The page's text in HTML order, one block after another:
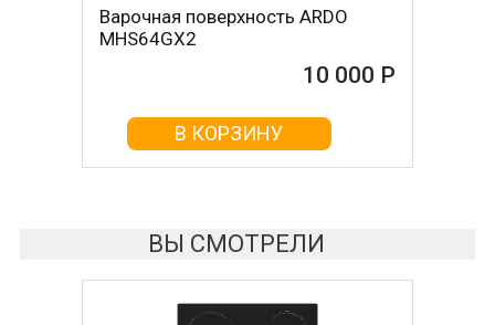
Варочная поверхность ARDO
MHS64GX2
10 000 Р
В КОРЗИНУ
Варочная поверхность KRONA
Hagel 60 WH W
10 000 Р
В КОРЗИНУ
ВЫ СМОТРЕЛИ